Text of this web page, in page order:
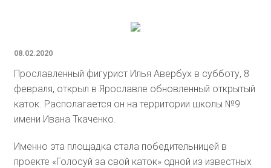
08.02.2020
Прославленный фигурист Илья Авербух в субботу, 8
февраля, открыл в Ярославле обновленный открытый
каток. Располагается он на территории школы №9
имени Ивана Ткаченко.
Именно эта площадка стала победительницей в
проекте «Голосуй за свой каток» одной из известных